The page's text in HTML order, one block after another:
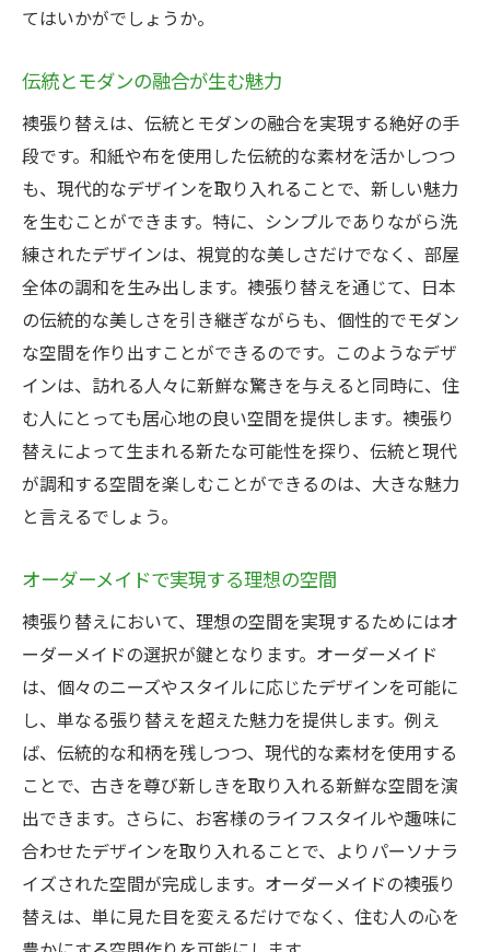
最新素材で未来志向のデザイン
環境に優しい素材選択のポイント
美しさと機能性を兼ね備えた襖張り替えの新潮
流
機能性を重視したデザインの選び方
デザイン性で実現する快適な空間
最新機能を取り入れた襖の可能性
多様なニーズに応える襖選び
美と機能を両立する襖の提案
未来を見据えた襖張り替えの選択
多様なデザインで変わる襖張り替えの新しい価
値
デザインがもたらす新たな価値
一歩先行く襖のデザイン選び
独自のスタイルを作るデザイン術
オリジナリティ溢れるデザインの追求
変化を楽しむデザインの選び方
てはいかがでしょうか。
伝統とモダンの融合が生む魅力
襖張り替えは、伝統とモダンの融合を実現する絶好の手
段です。和紙や布を使用した伝統的な素材を活かしつつ
も、現代的なデザインを取り入れることで、新しい魅力
を生むことができます。特に、シンプルでありながら洗
練されたデザインは、視覚的な美しさだけでなく、部屋
全体の調和を生み出します。襖張り替えを通じて、日本
の伝統的な美しさを引き継ぎながらも、個性的でモダン
な空間を作り出すことができるのです。このようなデザ
インは、訪れる人々に新鮮な驚きを与えると同時に、住
む人にとっても居心地の良い空間を提供します。襖張り
替えによって生まれる新たな可能性を探り、伝統と現代
が調和する空間を楽しむことができるのは、大きな魅力
と言えるでしょう。
オーダーメイドで実現する理想の空間
襖張り替えにおいて、理想の空間を実現するためにはオ
ーダーメイドの選択が鍵となります。オーダーメイド
は、個々のニーズやスタイルに応じたデザインを可能に
し、単なる張り替えを超えた魅力を提供します。例え
ば、伝統的な和柄を残しつつ、現代的な素材を使用する
ことで、古きを尊び新しきを取り入れる新鮮な空間を演
出できます。さらに、お客様のライフスタイルや趣味に
合わせたデザインを取り入れることで、よりパーソナラ
イズされた空間が完成します。オーダーメイドの襖張り
替えは、単に見た目を変えるだけでなく、住む人の心を